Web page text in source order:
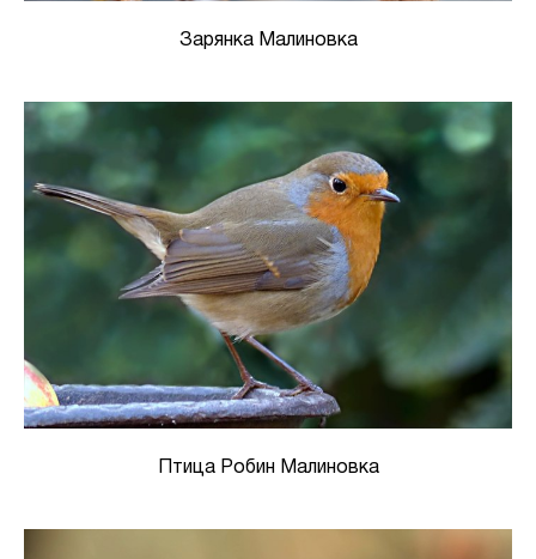
Зарянка Малиновка
Птица Робин Малиновка